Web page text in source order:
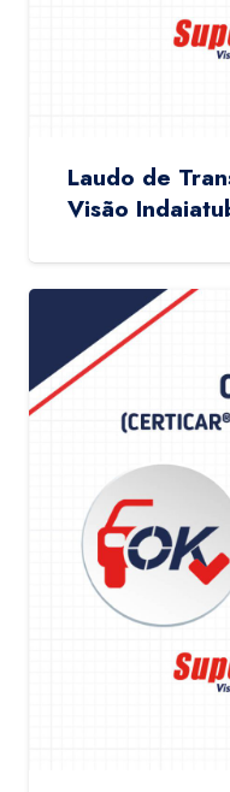
Laudo de
Visão